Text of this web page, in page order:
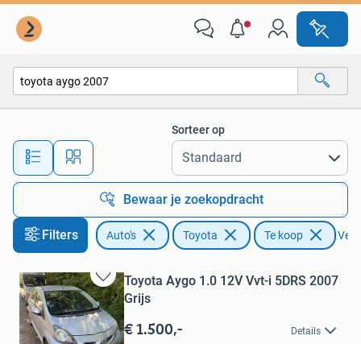
Alle afstanden…
Sorteer op
Bewaar je zoekopdracht
Filters Auto's Toyota Te koop
Bewaren
in
Mijn
Favorieten
Toyota Aygo 1.0 12V Vvt-i 5DRS 2007
Grijs
€ 1.500,- Details